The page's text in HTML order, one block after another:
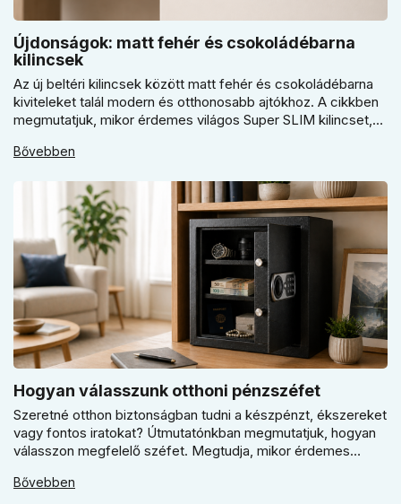
Újdonságok: matt fehér és csokoládébarna
kilincsek
Az új beltéri kilincsek között matt fehér és csokoládébarna
kiviteleket talál modern és otthonosabb ajtókhoz. A cikkben
megmutatjuk, mikor érdemes világos Super SLIM kilincset,
döntsön a kerek vagy szögletes rozetta között az egységes
Bővebben
Hogyan válasszunk otthoni pénzszéfet
Szeretné otthon biztonságban tudni a készpénzt, ékszereket
vagy fontos iratokat? Útmutatónkban megmutatjuk, hogyan
válasszon megfelelő széfet. Megtudja, mikor érdemes
kulcsfontosságú a szakszerű rögzítés a valódi védelemhez
Bővebben